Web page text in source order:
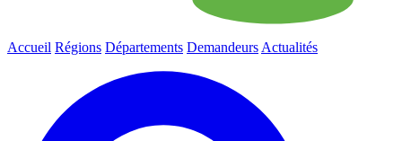
Accueil Régions Départements Demandeurs Actualités